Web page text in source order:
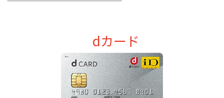
dカード